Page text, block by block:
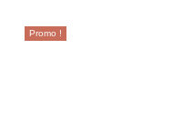
Promo !